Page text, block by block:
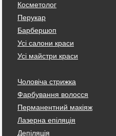
Косметолог
Перукар
Барбершоп
Усі салони краси
Усі майстри краси
Чоловіча стрижка
Фарбування волосся
Перманентний макіяж
Лазерна епіляція
Депіляція